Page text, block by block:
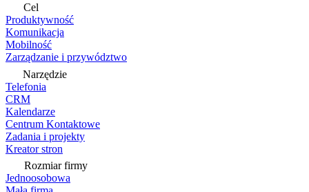
Cel
Produktywność
Komunikacja
Mobilność
Zarządzanie i przywództwo
Narzędzie
Telefonia
CRM
Kalendarze
Centrum Kontaktowe
Zadania i projekty
Kreator stron
Rozmiar firmy
Jednoosobowa